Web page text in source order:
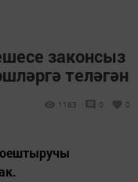
законсыз
теләгән
1163 0 0
оештыручы